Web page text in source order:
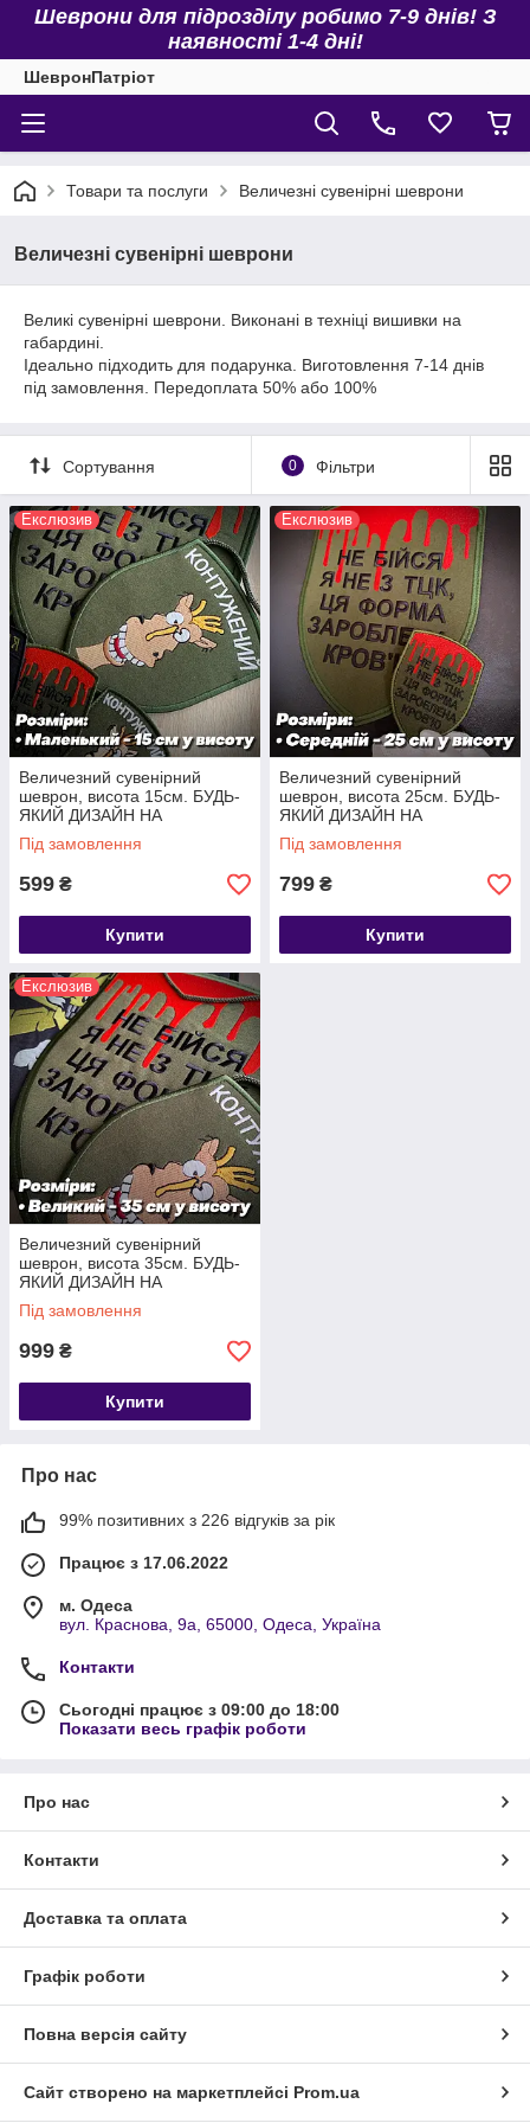
Шеврони для підрозділу робимо 7-9 днів! З
наявності 1-4 дні!
ШевронПатріот
Товари та послуги Величезні сувенірні шеврони
Величезні сувенірні шеврони
Великі сувенірні шеврони. Виконані в техніці вишивки на
габардині.
Ідеально підходить для подарунка. Виготовлення 7-14 днів
під замовлення. Передоплата 50% або 100%
Сортування 0 Фільтри
Екслюзив
Величезний сувенірний
шеврон, висота 15см. БУДЬ-
ЯКИЙ ДИЗАЙН НА
ЗАМОВЛЕННЯ.
Під замовлення
599 ₴
Купити
Екслюзив
Величезний сувенірний
шеврон, висота 25см. БУДЬ-
ЯКИЙ ДИЗАЙН НА
ЗАМОВЛЕННЯ.
Під замовлення
799 ₴
Купити
Екслюзив
Величезний сувенірний
шеврон, висота 35см. БУДЬ-
ЯКИЙ ДИЗАЙН НА
ЗАМОВЛЕННЯ.
Під замовлення
999 ₴
Купити
Про нас
99% позитивних з 226 відгуків за рік
Працює з 17.06.2022
м. Одеса
вул. Краснова, 9а, 65000, Одеса, Україна
Контакти
Сьогодні працює з 09:00 до 18:00
Показати весь графік роботи
Про нас
Контакти
Доставка та оплата
Графік роботи
Повна версія сайту
Сайт створено на маркетплейсі Prom.ua